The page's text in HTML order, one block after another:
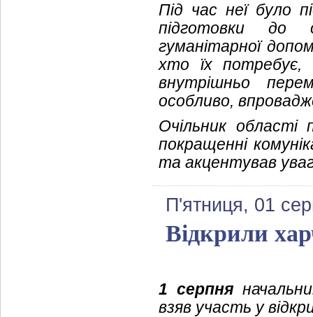
Під час неї було
підготовки до
гуманітарної
хто їх потребує,
внутрішньо
особливо,
Очільник
покращенні
та акцентував
П'ятниця, 01
Відкрили
1 серпня
взяв участь у